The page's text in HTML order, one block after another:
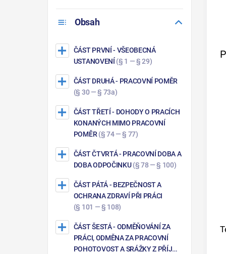
Obsah
ČÁST PRVNÍ- VŠEOBECNÁ
USTANOVENÍ (§ 1 — § 29)
ČÁST DRUHÁ- PRACOVNÍ POMĚR
(§ 30 — § 73a)
ČÁST TŘETÍ- DOHODY O PRACÍCH
KONANÝCH MIMO PRACOVNÍ
POMĚR (§ 74 — § 77)
ČÁST ČTVRTÁ- PRACOVNÍ DOBA A
DOBA ODPOČINKU(§ 78 — § 100)
ČÁST PÁTÁ- BEZPEČNOST A
OCHRANA ZDRAVÍ PŘI PRÁCI
(§ 101 — § 108)
ČÁST ŠESTÁ- ODMĚŇOVÁNÍ ZA
PRÁCI, ODMĚNA ZA PRACOVNÍ
POHOTOVOST A SRÁŽKY Z PŘÍJMŮ